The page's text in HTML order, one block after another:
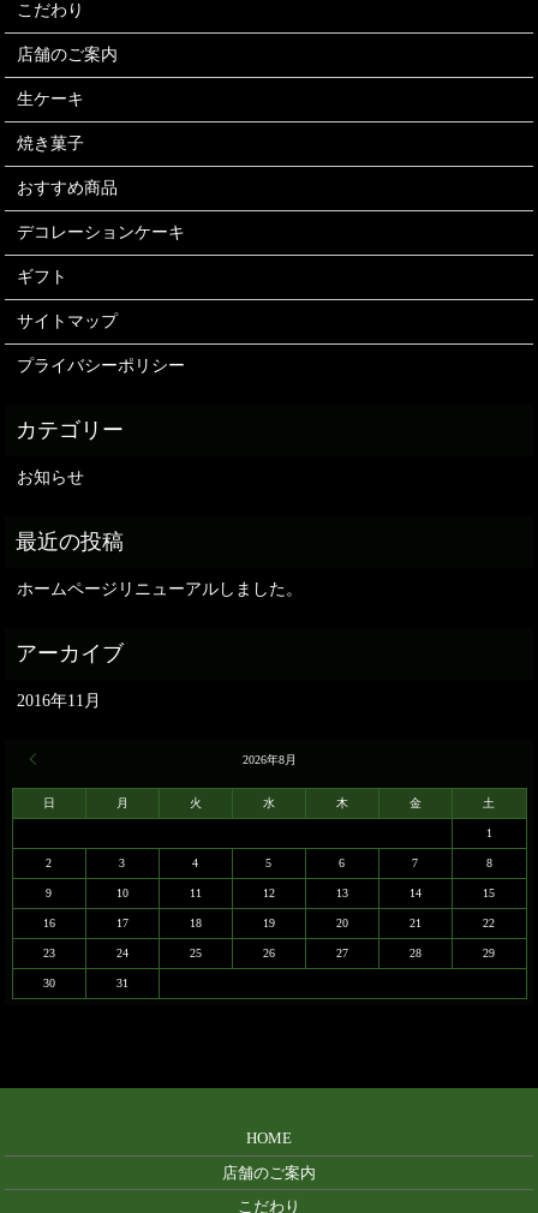
こだわり
店舗のご案内
生ケーキ
焼き菓子
おすすめ商品
デコレーションケーキ
ギフト
サイトマップ
プライバシーポリシー
お知らせ
ホームページリニューアルしました。
2016年11月
2026年8月
日 月 火 水 木 金 土
1
2 3 4 5 6 7 8
9 10 11 12 13 14 15
16 17 18 19 20 21 22
23 24 25 26 27 28 29
30 31
HOME
店舗のご案内
こだわり